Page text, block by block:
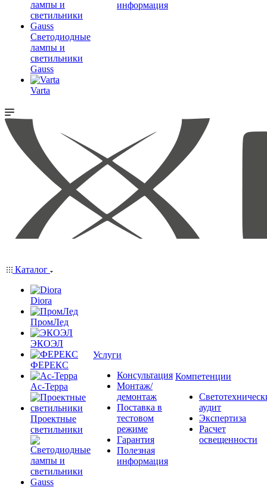
Светодиодные
лампы и
светильники
Gauss
Varta
информация
Каталог
Diora
ПромЛед
ЭКОЭЛ
ФЕРЕКС
Ас-Терра
Проектные
светильники
Услуги
Консультация
Монтаж/
демонтаж
Поставка в
тестовом
режиме
Гарантия
Полезная
информация
Компетенции
аудит
Экспертиза
Расчет
освещенности